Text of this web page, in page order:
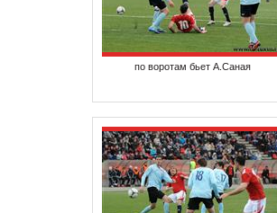
по воротам бьет А.Саная